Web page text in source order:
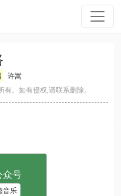
许嵩
。如有侵权,请联系删除。
音乐